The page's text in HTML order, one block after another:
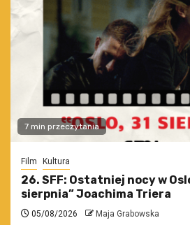
7 min przeczytania
Film Kultura
26. SFF: Ostatniej nocy w
sierpnia” Joachima Triera
05/08/2026 Maja Grabowska